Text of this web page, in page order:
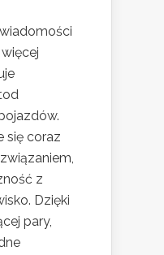
się coraz
z
Dzięki
pary,